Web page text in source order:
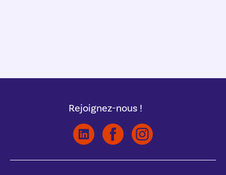
Rejoignez-nous !